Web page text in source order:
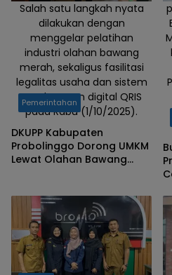
Salah satu langkah nyata
dilakukan dengan
menggelar pelatihan
industri olahan bawang
merah, sekaligus fasilitasi
legalitas usaha dan sistem
pembayaran digital QRIS
pada Rabu (1/10/2025).
Pemerintahan
DKUPP Kabupaten
Probolinggo Dorong UMKM
Lewat Olahan Bawang